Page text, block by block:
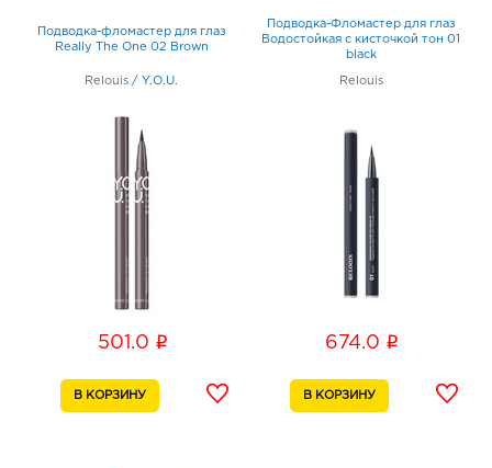
Подводка-фломастер для глаз
Really The One 02 Brown
Relouis / Y.O.U.
501.0 i
Подводка-Фломастер для глаз
Водостойкая с кисточкой тон 01
black
Relouis
674.0 i